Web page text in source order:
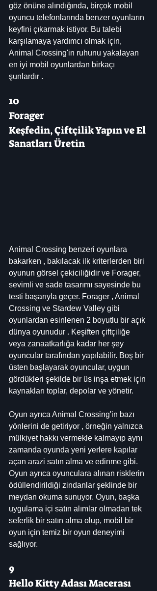
göz önüne alındığında, birçok mobil
oyuncu telefonlarında benzer oyunların
keyfini çıkarmak istiyor. Bu talebi
karşılamaya yardımcı olmak için,
Animal Crossing'in ruhunu yakalayan
en iyi mobil oyunlardan birkaçı
şunlardır .
10
Forager
Keşfedin, Çiftçilik Yapın ve El
Sanatları Üretin
Animal Crossing benzeri oyunlara
bakarken , bakılacak ilk kriterlerden biri
oyunun görsel çekiciliğidir ve Forager,
sevimli ve sade tasarımı sayesinde bu
testi başarıyla geçer. Forager , Animal
Crossing ve Stardew Valley gibi
oyunlardan esinlenen 2 boyutlu bir açık
dünya oyunudur . Keşiften çiftçiliğe
veya zanaatkarlığa kadar her şey
oyuncular tarafından yapılabilir. Boş bir
üsten başlayarak oyuncular, uygun
gördükleri şekilde bir üs inşa etmek için
kaynakları toplar, depolar ve yönetir.
Oyun ayrıca Animal Crossing'in bazı
yönlerini de getiriyor , örneğin yalnızca
mülkiyet hakkı vermekle kalmayıp aynı
zamanda oyunda yeni yerlere kapılar
açan arazi satın alma ve edinme gibi.
Oyun ayrıca oyunculara alınan risklerin
ödüllendirildiği zindanlar şeklinde bir
meydan okuma sunuyor. Oyun, başka
uygulama içi satın alımlar olmadan tek
seferlik bir satın alma olup, mobil bir
oyun için temiz bir oyun deneyimi
sağlıyor.
9
Hello Kitty Adası Macerası